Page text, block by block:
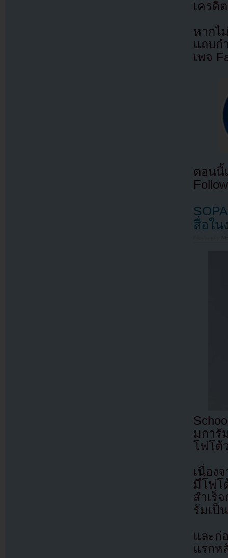
เครดิ
หากไ
แถบก
เพจ
ตอนนี้
สื่อใน
มการั
โฟโต้
เนื่อง
มีโฟโ
สำเร็
รัมเป็
และก่
แรกห